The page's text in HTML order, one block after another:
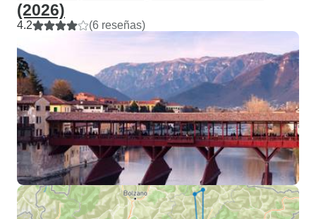
(2026)
4.2 (6 reseñas)